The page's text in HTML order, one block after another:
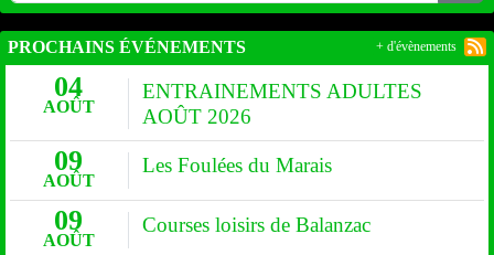
PROCHAINS ÉVÉNEMENTS
04
AOÛT
ENTRAINEMENTS ADULTES
AOÛT 2026
09
AOÛT
Les Foulées du Marais
09
AOÛT
Courses loisirs de Balanzac
+ d'évènements